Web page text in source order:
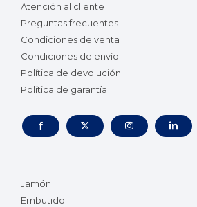
Atención al cliente
Preguntas frecuentes
Condiciones de venta
Condiciones de envío
Política de devolución
Política de garantía
Jamón
Embutido